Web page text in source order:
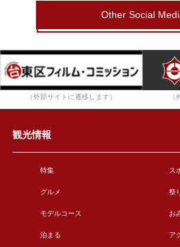
Other Social
（外部サイトに遷移します）
観光情報
特集 ス
グルメ 祭
モデルコース お
泊まる ア